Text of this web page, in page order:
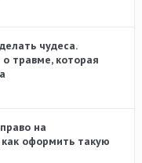
чудеса.
травме, которая
на
оформить такую